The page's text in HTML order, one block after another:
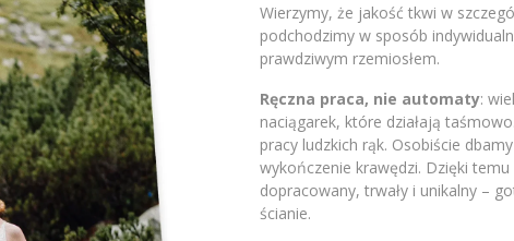
Wierzymy, że jakość tkwi w
podchodzimy w sposób
prawdziwym rzemiosłem.
Ręczna praca, nie automaty:
naciągarek, które działają
pracy ludzkich rąk. Osobiście
wykończenie krawędzi. Dzięki
dopracowany, trwały i unikalny –
ścianie.